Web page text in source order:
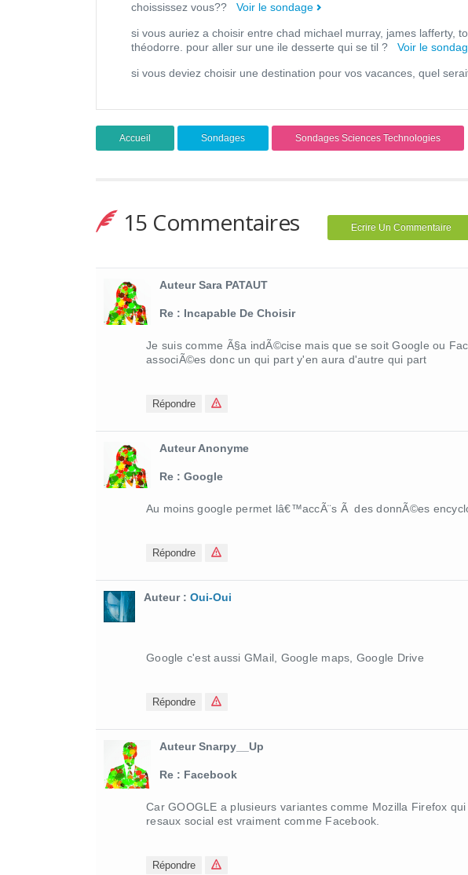
choississez vous?? Voir le sondage
si vous auriez a choisir entre chad michael murray, james lafferty,
théodorre. pour aller sur une ile desserte qui se til ? Voir le
si vous deviez choisir une destination pour vos vacances, quel
Accueil Sondages Sondages Sciences Technologies
15 Commentaires Ecrire Un Commentaire
Auteur Sara PATAUT
Re : Incapable De Choisir
Je suis comme Ã§a indÃ©cise mais que se soit Google ou
associÃ©es donc un qui part y'en aura d'autre qui part
Répondre
Auteur Anonyme
Re : Google
Au moins google permet lâ€™accÃ¨s Ã des donnÃ©es
Répondre
Auteur : Oui-Oui
Google c'est aussi GMail, Google maps, Google Drive
Répondre
Auteur Snarpy__Up
Re : Facebook
Car GOOGLE a plusieurs variantes comme Mozilla Firefox
resaux social est vraiment comme Facebook.
Répondre